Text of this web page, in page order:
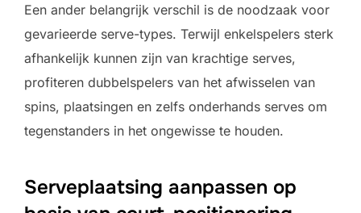
Een ander belangrijk verschil is de noodzaak voor
gevarieerde serve-types. Terwijl enkelspelers sterk
afhankelijk kunnen zijn van krachtige serves,
profiteren dubbelspelers van het afwisselen van
spins, plaatsingen en zelfs onderhands serves om
tegenstanders in het ongewisse te houden.
Serveplaatsing aanpassen op